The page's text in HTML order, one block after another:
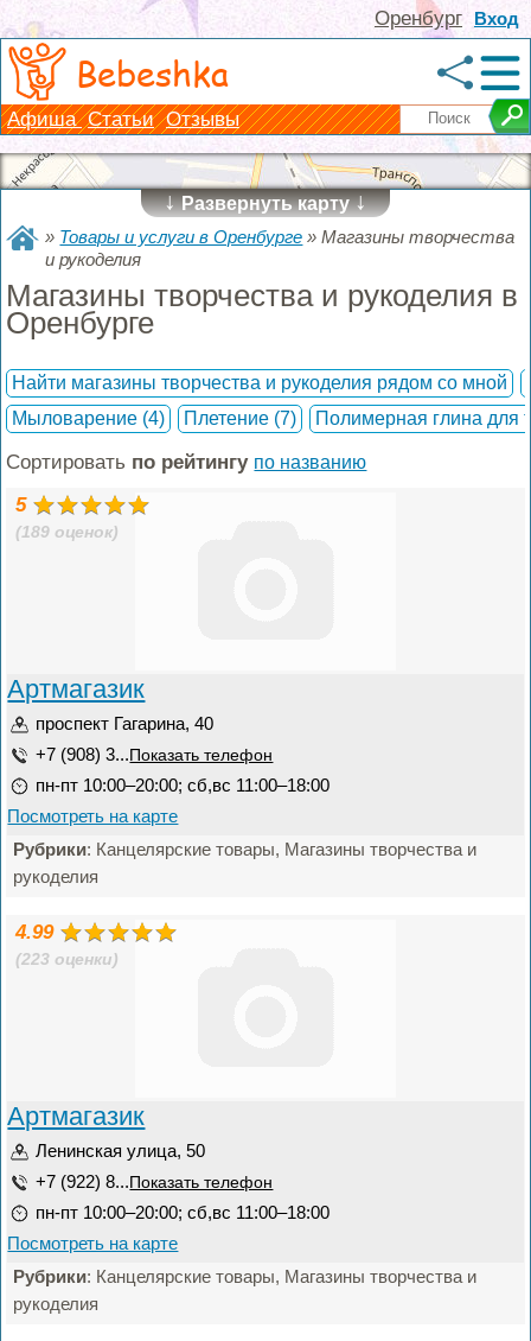
Вход
Оренбург
Bebeshka
Афиша Статьи Отзывы
↓Развернуть карту↓
» Товары и услуги в Оренбурге »Магазины творчества
и рукоделия
Магазины творчества и рукоделия в
Оренбурге
Найти магазины творчества и рукоделия рядом со мной
Мыловарение (4) Плетение (7) Полимерная глина для
Сортировать по рейтингу по названию
5
(189 оценок)
Артмагазик
проспект Гагарина, 40
+7 (908) 3... Показать телефон
пн-пт 10:00–20:00; сб,вс 11:00–18:00
Посмотреть на карте
Рубрики: Канцелярские товары, Магазины творчества и
рукоделия
4.99
(223 оценки)
Артмагазик
Ленинская улица, 50
+7 (922) 8... Показать телефон
пн-пт 10:00–20:00; сб,вс 11:00–18:00
Посмотреть на карте
Рубрики: Канцелярские товары, Магазины творчества и
рукоделия